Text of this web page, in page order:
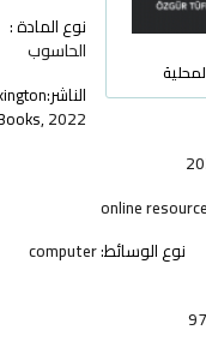
نوع المادة :
الحاسوب
الناشر:
2022
نوع الوسائط:computer